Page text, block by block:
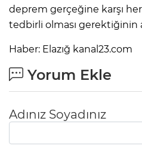
deprem gerçeğine karşı her
tedbirli olması gerektiğinin
Haber: Elazığ kanal23.com
Yorum Ekle
Adınız Soyadınız